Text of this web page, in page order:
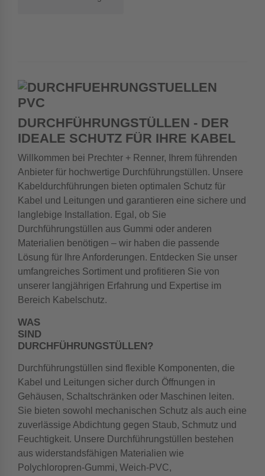
DURCHFÜHRUNGSTÜLLEN - DER
IDEALE SCHUTZ FÜR IHRE KABEL
Willkommen bei Prechter + Renner, Ihrem führenden
Anbieter für hochwertige Durchführungstüllen. Unsere
Kabeldurchführungen bieten optimalen Schutz für
Kabel und Leitungen und garantieren eine sichere und
langlebige Installation. Egal, ob Sie
Durchführungstüllen aus Gummi oder anderen
Materialien benötigen – wir haben die passende
Lösung für Ihre Anforderungen. Entdecken Sie unser
umfangreiches Sortiment und profitieren Sie von
unserer langjährigen Erfahrung und Expertise im
Bereich Kabelschutz.
WAS
SIND
DURCHFÜHRUNGSTÜLLEN?
Durchführungstüllen sind flexible Komponenten, die
Kabel und Leitungen sicher durch Öffnungen in
Gehäusen, Schaltschränken oder Maschinen leiten.
Sie bieten sowohl mechanischen Schutz als auch eine
zuverlässige Abdichtung gegen Staub, Schmutz und
Feuchtigkeit. Unsere Durchführungstüllen bestehen
aus widerstandsfähigen Materialien wie
Polychloropren-Gummi, Weich-PVC,